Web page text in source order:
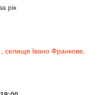
рік
селище Івано Франкове,